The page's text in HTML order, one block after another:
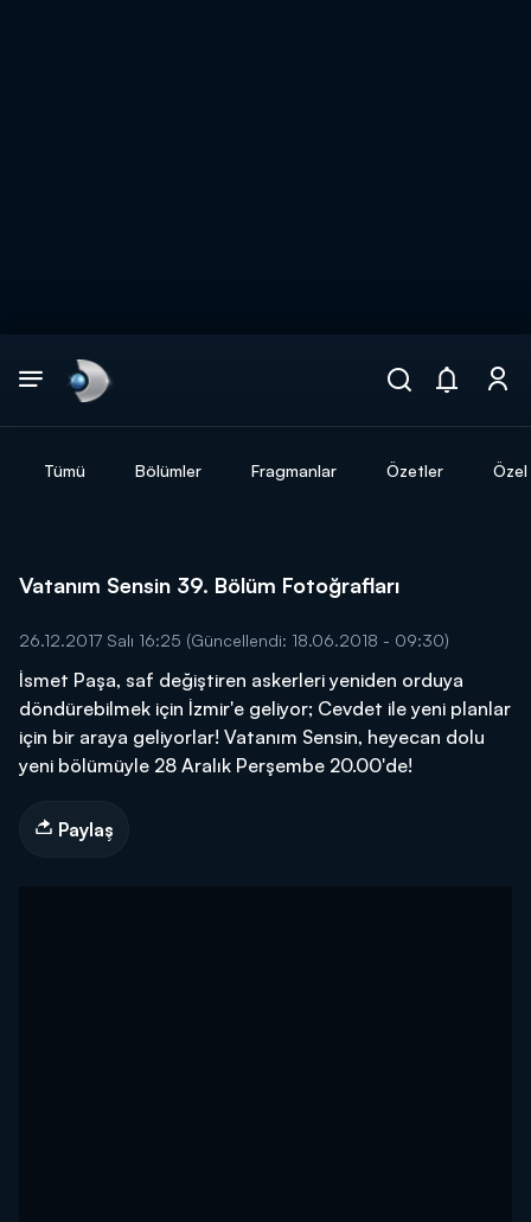
Tümü Bölümler Fragmanlar Özetler
Vatanım Sensin 39. Bölüm Fotoğrafları
26.12.2017 Salı 16:25 (Güncellendi: 18.06.2018 - 09:30)
İsmet Paşa, saf değiştiren askerleri yeniden orduya
döndürebilmek için İzmir'e geliyor; Cevdet ile yeni planlar
için bir araya geliyorlar! Vatanım Sensin, heyecan dolu
yeni bölümüyle 28 Aralık Perşembe 20.00'de!
Paylaş